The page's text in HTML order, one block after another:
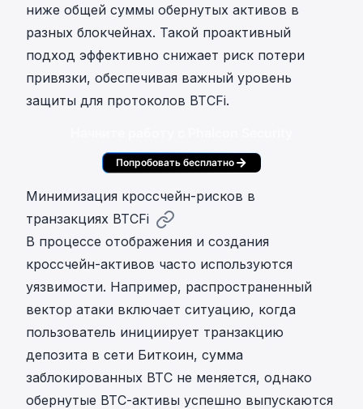
ниже общей суммы обернутых активов в
разных блокчейнах. Такой проактивный
подход эффективно снижает риск потери
привязки, обеспечивая важный уровень
защиты для протоколов BTCFi.
Попробовать бесплатно
Минимизация кроссчейн-рисков в
транзакциях BTCFi
В процессе отображения и создания
кроссчейн-активов часто используются
уязвимости. Например, распространенный
вектор атаки включает ситуацию, когда
пользователь инициирует транзакцию
депозита в сети Биткоин, сумма
заблокированных BTC не меняется, однако
обернутые BTC-активы успешно выпускаются